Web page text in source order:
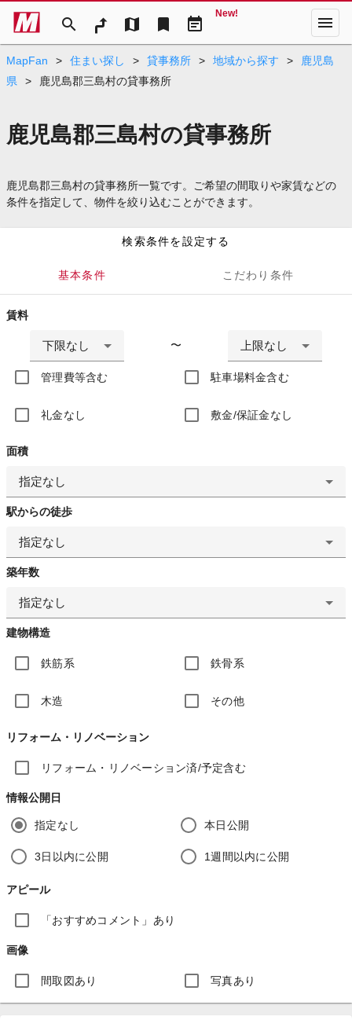
search map bookmark event_note
New! menu
MapFan > 住まい探し > 貸事務所 > 地域から探す >
鹿児島
県
> 鹿児島郡三島村の貸事務所
鹿児島郡三島村の貸事務所
鹿児島郡三島村の貸事務所一覧です。ご希望の間取りや家賃などの
条件を指定して、物件を絞り込むことができます。
検索条件を設定する
基本条件 こだわり条件
賃料
下限なし 〜 上限なし
管理費等含む 駐車場料金含む
礼金なし 敷金/保証金なし
面積
指定なし
駅からの徒歩
指定なし
築年数
指定なし
建物構造
鉄筋系 鉄骨系
木造 その他
リフォーム・リノベーション
リフォーム・リノベーション済/予定含む
情報公開日
指定なし 本日公開
3日以内に公開 1週間以内に公開
アピール
「おすすめコメント」あり
画像
間取図あり 写真あり